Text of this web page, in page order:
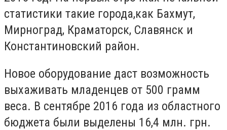
статистики такие города,как Бахмут,
Мирноград, Краматорск, Славянск и
Константиновский район.
Новое оборудование даст возможность
выхаживать младенцев от 500 грамм
веса. В сентябре 2016 года из областного
бюджета были выделены 16,4 млн. грн.